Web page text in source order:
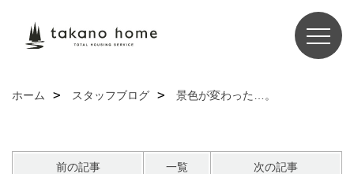
ホーム スタッフブログ 景色が変わった…。
前の記事 一覧 次の記事